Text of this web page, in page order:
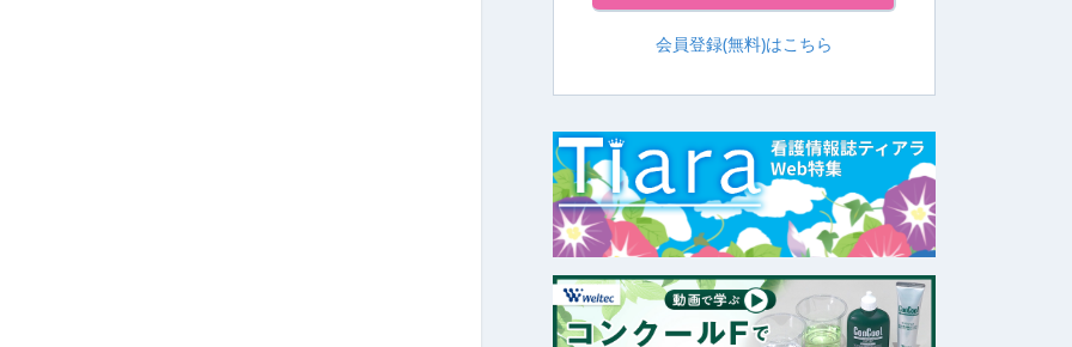
会員登録(無料)はこちら